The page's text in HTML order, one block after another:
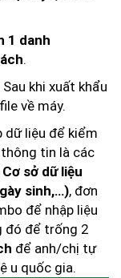
1 danh
.
khi xuất khẩu
về máy.
dữ liệu để kiểm
tin là các
Cơ sở dữ liệu
sinh,…), đơn
để nhập liệu
đó để trống 2
để anh/chị tự
quốc gia.